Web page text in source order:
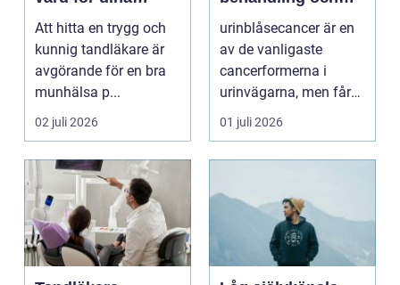
tänder
Att hitta en trygg och
kunnig tandläkare är
avgörande för en bra
munhälsa p...
02 juli 2026
vägen vidare
urinblåsecancer är en
av de vanligaste
cancerformerna i
urinvägarna, men får
ofta mindre
uppmärksamh...
01 juli 2026